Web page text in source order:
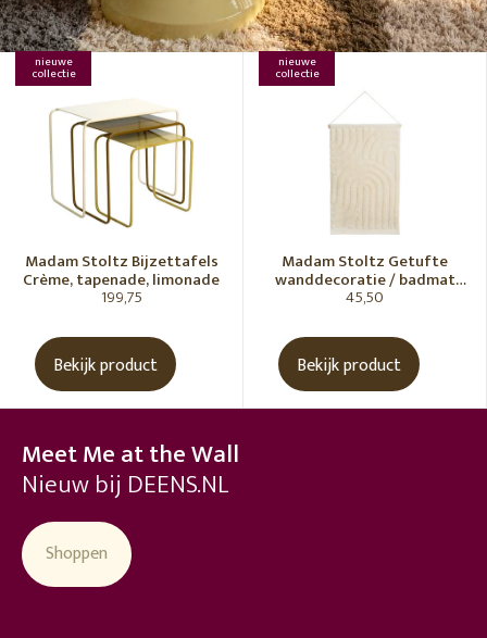
nieuwe
collectie
Madam Stoltz Bijzettafels
Crème, tapenade, limonade
199,75
Bekijk product
nieuwe
collectie
Madam Stoltz Getufte
wanddecoratie / badmat
Vanille
45,50
Bekijk product
Meet Me at the Wall
Nieuw bij DEENS.NL
Shoppen